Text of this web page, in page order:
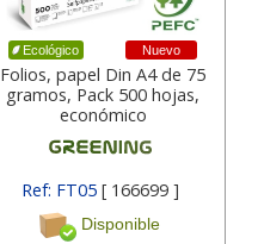
Ecológico Nuevo
Folios, papel Din A4 de 75
gramos, Pack 500 hojas,
económico
Ref: FT05 [ 166699 ]
Disponible